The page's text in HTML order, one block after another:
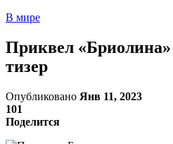
В мире
Приквел
тизер
Опубликовано Янв 11, 2023
101
Поделится